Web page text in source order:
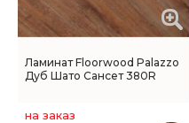
Ламинат Floorwood Palazzo
Дуб Шато Сансет 380R
на заказ